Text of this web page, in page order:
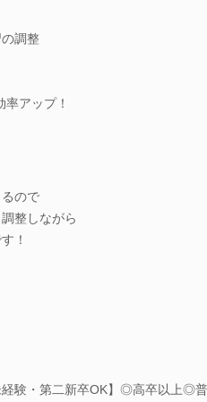
調整
アップ！
ので
整しながら
！
経験・第二新卒OK】◎高卒以上◎